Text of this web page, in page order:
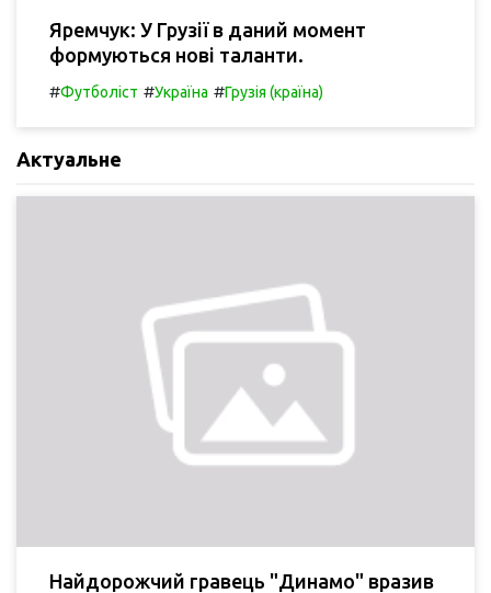
Яремчук: У Грузії в даний момент
формуються нові таланти.
#Футболіст #Україна #Грузія (країна)
Актуальне
Найдорожчий гравець "Динамо" вразив